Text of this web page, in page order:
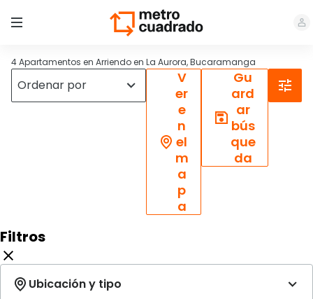
4 Apartamentos en Arriendo en La Aurora, Bucaramanga
V
er
e
n
el
m
a
p
a
Gu
ard
ar
bús
que
da
Filtros